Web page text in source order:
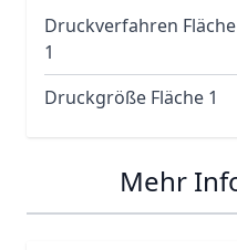
Druckverfahren Fläche
1
Druckgröße Fläche 1
Mehr